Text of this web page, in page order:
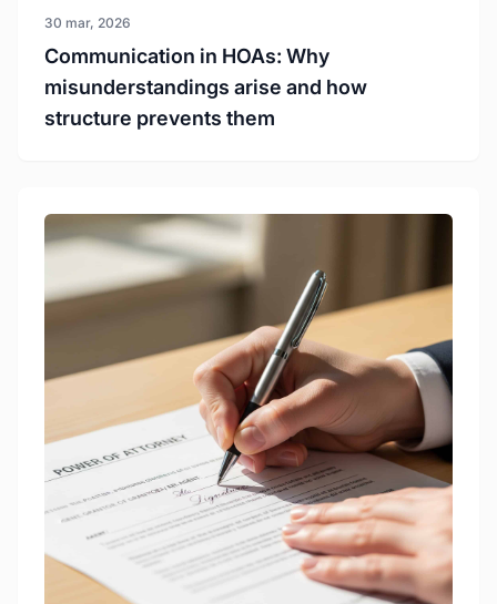
30 mar, 2026
Communication in HOAs: Why
misunderstandings arise and how
structure prevents them